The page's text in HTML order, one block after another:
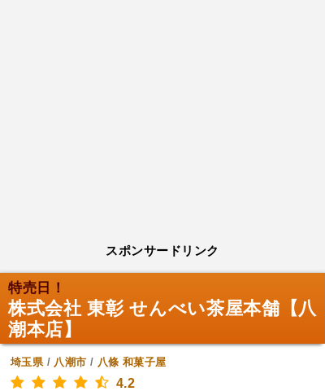
スポンサードリンク
特売日！
株式会社 東彰 せんべい茶屋本舗【八
潮本店】
埼玉県/ 八潮市 / 八條 和菓子屋
4.2